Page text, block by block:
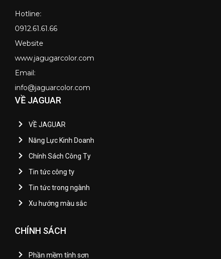
Hotline:
0912.61.61.66
Website
www.jagugarcolor.com
Email:
info@jaguarcolor.com
VỀ JAGUAR
VỀ JAGUAR
Năng Lực Kinh Doanh
Chính Sách Công Ty
Tin tức công ty
Tin tức trong ngành
Xu hướng màu sắc
CHÍNH SÁCH
Phần mềm tính sơn